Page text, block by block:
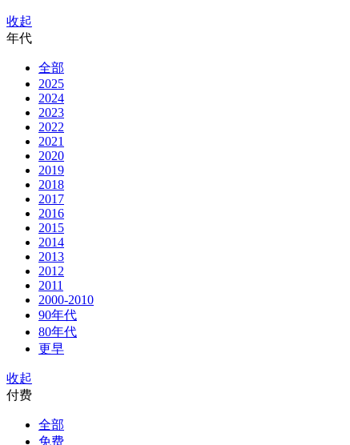
收起
年代
全部
2025
2024
2023
2022
2021
2020
2019
2018
2017
2016
2015
2014
2013
2012
2011
2000-2010
90年代
80年代
更早
收起
付费
全部
免费